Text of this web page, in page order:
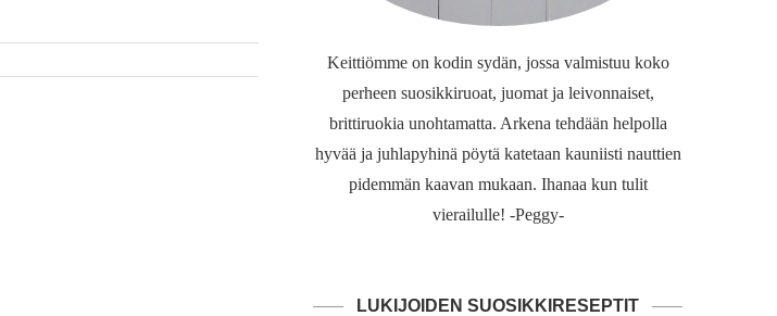
Keittiömme on kodin sydän, jossa valmistuu koko
perheen suosikkiruoat, juomat ja leivonnaiset,
brittiruokia unohtamatta. Arkena tehdään helpolla
hyvää ja juhlapyhinä pöytä katetaan kauniisti nauttien
pidemmän kaavan mukaan. Ihanaa kun tulit
vierailulle! -Peggy-
LUKIJOIDEN SUOSIKKIRESEPTIT